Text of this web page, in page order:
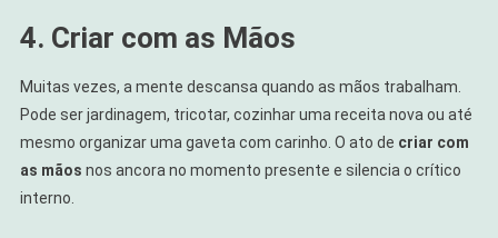
4. Criar com as Mãos
Muitas vezes, a mente descansa quando as mãos trabalham.
Pode ser jardinagem, tricotar, cozinhar uma receita nova ou até
mesmo organizar uma gaveta com carinho. O ato de criar com
as mãos nos ancora no momento presente e silencia o crítico
interno.